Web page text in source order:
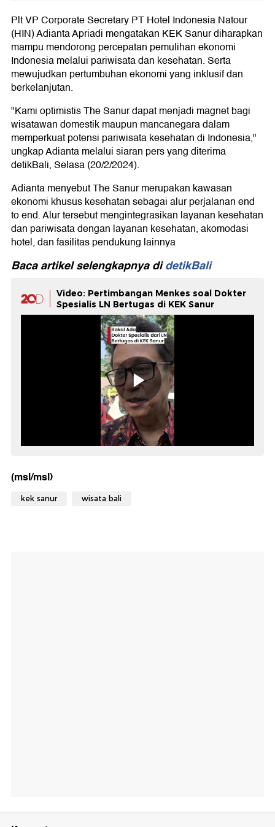
Plt VP Corporate Secretary PT Hotel Indonesia Natour
(HIN) Adianta Apriadi mengatakan KEK Sanur diharapkan
mampu mendorong percepatan pemulihan ekonomi
Indonesia melalui pariwisata dan kesehatan. Serta
mewujudkan pertumbuhan ekonomi yang inklusif dan
berkelanjutan.
"Kami optimistis The Sanur dapat menjadi magnet bagi
wisatawan domestik maupun mancanegara dalam
memperkuat potensi pariwisata kesehatan di Indonesia,"
ungkap Adianta melalui siaran pers yang diterima
detikBali, Selasa (20/2/2024).
Adianta menyebut The Sanur merupakan kawasan
ekonomi khusus kesehatan sebagai alur perjalanan end
to end. Alur tersebut mengintegrasikan layanan kesehatan
dan pariwisata dengan layanan kesehatan, akomodasi
hotel, dan fasilitas pendukung lainnya
Baca artikel selengkapnya didetikBali
Video: Pertimbangan Menkes soal Dokter
Spesialis LN Bertugas di KEK Sanur
(msl/msl)
kek sanur wisata bali